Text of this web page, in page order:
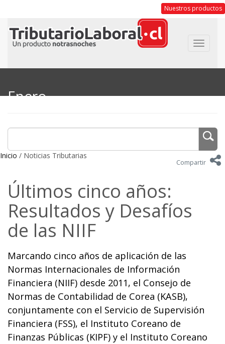
Nuestros productos
Toggle
Enero
Inicio / Noticias Tributarias
Compartir
Últimos cinco años:
Resultados y Desafíos
de las NIIF
Marcando cinco años de aplicación de las
Normas Internacionales de Información
Financiera (NIIF) desde 2011, el Consejo de
Normas de Contabilidad de Corea (KASB),
conjuntamente con el Servicio de Supervisión
Financiera (FSS), el Instituto Coreano de
Finanzas Públicas (KIPF) y el Instituto Coreano